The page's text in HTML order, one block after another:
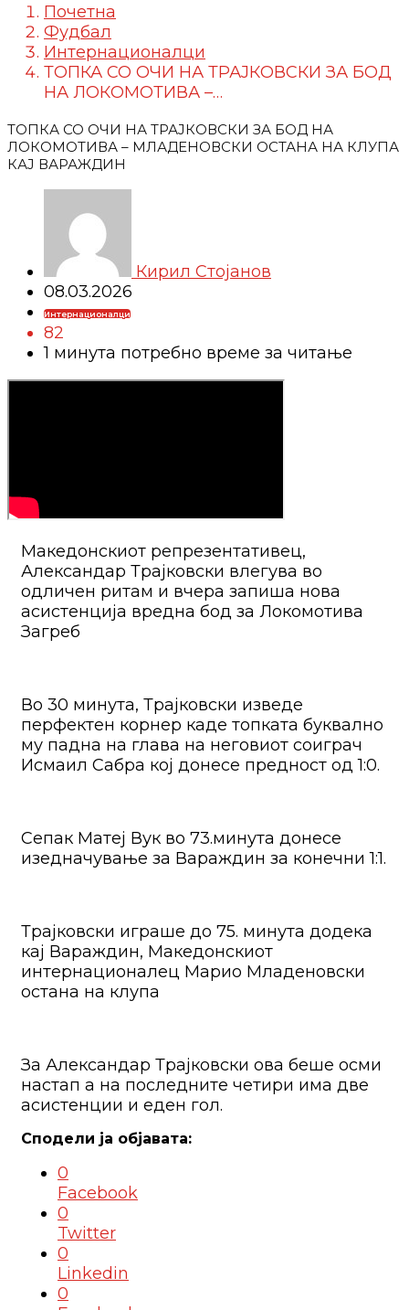
Почетна
Фудбал
Интернационалци
ТОПКА СО ОЧИ НА ТРАЈКОВСКИ ЗА БОД
НА ЛОКОМОТИВА –…
ТОПКА СО ОЧИ НА ТРАЈКОВСКИ ЗА БОД НА
ЛОКОМОТИВА – МЛАДЕНОВСКИ ОСТАНА НА КЛУПА
КАЈ ВАРАЖДИН
Кирил Стојанов
08.03.2026
Интернационалци
82
1 минутa потребно време за читање
Македонскиот репрезентативец,
Александар Трајковски влегува во
одличен ритам и вчера запиша нова
асистенција вредна бод за Локомотива
Загреб
Во 30 минута, Трајковски изведе
перфектен корнер каде топката буквално
му падна на глава на неговиот соиграч
Исмаил Сабра кој донесе предност од 1:0.
Сепак Матеј Вук во 73.минута донесе
изедначување за Вараждин за конечни 1:1.
Трајковски играше до 75. минута додека
кај Вараждин, Македонскиот
интернационалец Марио Младеновски
остана на клупа
За Александар Трајковски ова беше осми
настап а на последните четири има две
асистенции и еден гол.
0
Facebook
0
Twitter
0
Linkedin
0